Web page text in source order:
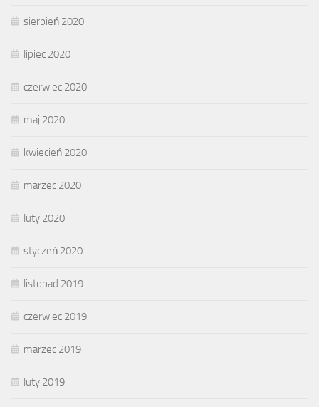
sierpień 2020
lipiec 2020
czerwiec 2020
maj 2020
kwiecień 2020
marzec 2020
luty 2020
styczeń 2020
listopad 2019
czerwiec 2019
marzec 2019
luty 2019